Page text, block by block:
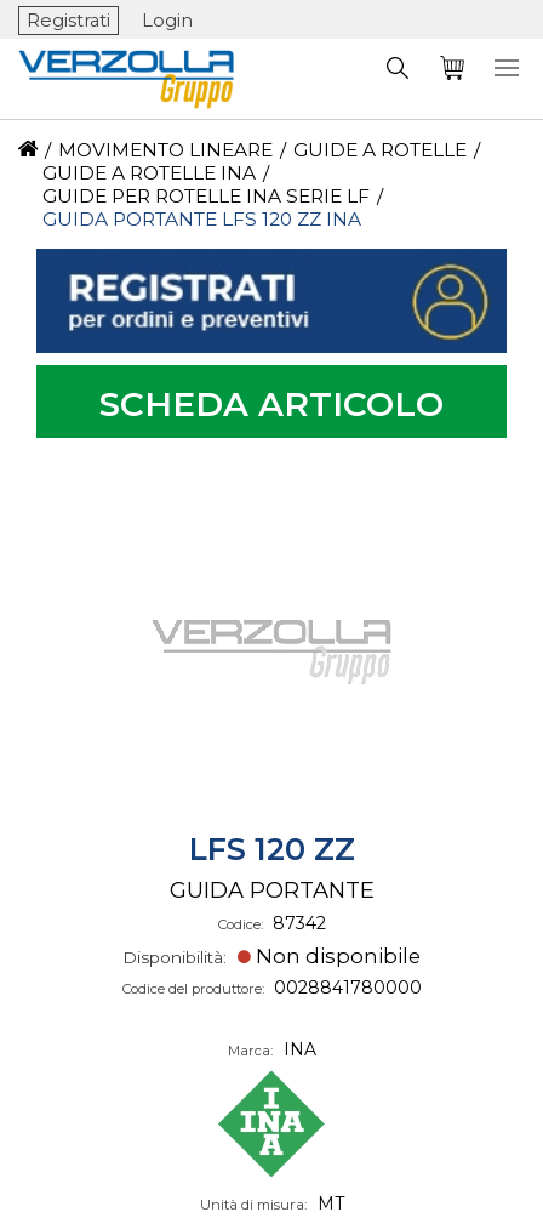
Registrati Login
/ MOVIMENTO LINEARE / GUIDE A ROTELLE /
GUIDE A ROTELLE INA /
GUIDE PER ROTELLE INA SERIE LF /
GUIDA PORTANTE LFS 120 ZZ INA
SCHEDA ARTICOLO
LFS 120 ZZ
GUIDA PORTANTE
Codice: 87342
Disponibilità: Non disponibile
Codice del produttore: 0028841780000
Marca: INA
Unità di misura: MT